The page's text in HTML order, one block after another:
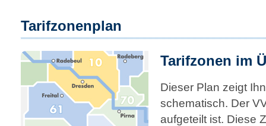
Tarifzonenplan
Tarifzonen im
Dieser Plan zeigt
schema­tisch. Der
aufgeteilt ist. Diese